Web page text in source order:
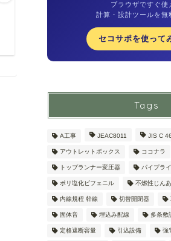
ブラウザですぐ使
計算・設計ツールを無
セコサポを使って
Tags
A工事 JEAC8011 JIS C
アウトレットボックス ココナラ
トップランナー変圧器 パイプラ
ポリ塩化ビフェニル 不燃性じん
内線規程 幹線 切替開閉器
固体音 埋込み配線 多条敷
定格遮断容量 引込設備 強